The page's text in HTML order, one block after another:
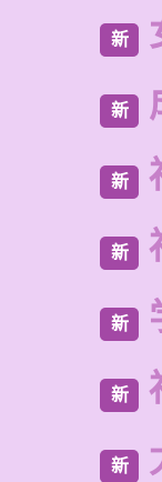
新
新
新
新
新
新
新